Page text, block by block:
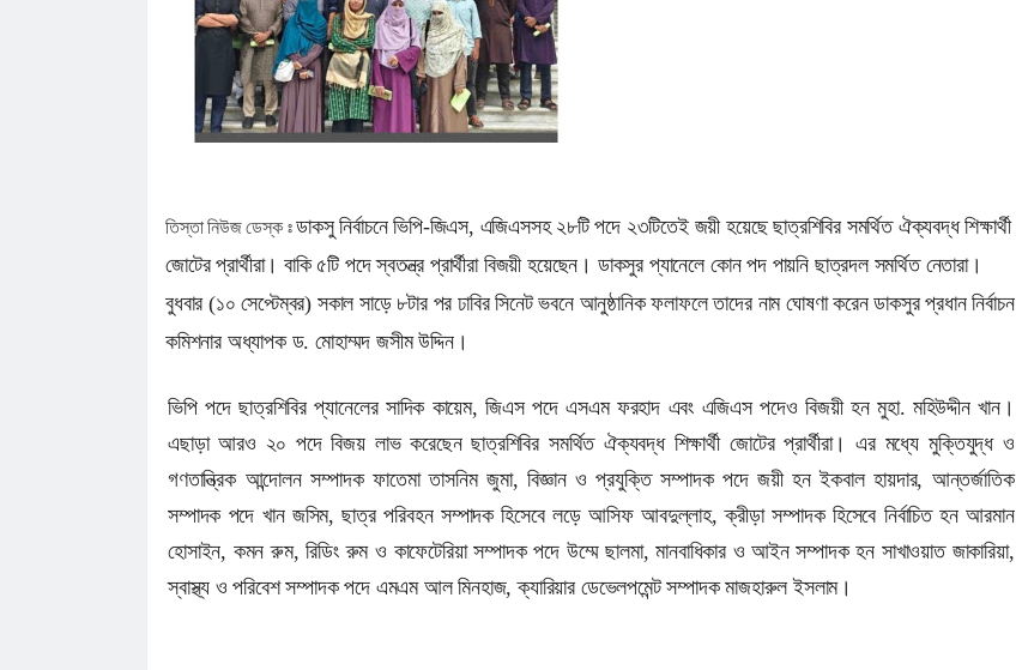
পা ভেঙে দেওয়া হবে
আগস্ট মাসের জন্য জ্বালানি তেলের দাম নির্ধারণ করলো সরকার
জলঢাকায় স্কুলছাত্রীর রহস্যজনক মৃত্যু
নবম পে স্কেল সরকারি কর্মকর্তা-কর্মচারীদের সুখবর দিলেন অর্থমন্ত্রী
রাষ্ট্রপতি নির্বাচনে জামায়াত প্রার্থী দেবে কিনা, জানা গেল
পাটগ্রামে ফ্যামিলি কার্ডের তথ্য সংগ্রহকারী নিয়োগে অনিয়মের অভিযোগ,
তিস্তা নিউজ ডেস্ক ঃডাকসু নির্বাচনে ভিপি-জিএস, এজিএসসহ ২৮টি পদে ২৩টিতেই জয়ী হয়েছে ছাত্রশিবির সমর্থিত ঐক্যবদ্ধ শিক্ষার্থী
জোটের প্রার্থীরা। বাকি ৫টি পদে স্বতন্ত্র প্রার্থীরা বিজয়ী হয়েছেন। ডাকসুর প্যানেলে কোন পদ পায়নি ছাত্রদল সমর্থিত নেতারা।
বুধবার (১০ সেপ্টেম্বর) সকাল সাড়ে ৮টার পর ঢাবির সিনেট ভবনে আনুষ্ঠানিক ফলাফলে তাদের নাম ঘোষণা করেন ডাকসুর প্রধান নির্বাচন
কমিশনার অধ্যাপক ড. মোহাম্মদ জসীম উদ্দিন।
ভিপি পদে ছাত্রশিবির প্যানেলের সাদিক কায়েম, জিএস পদে এসএম ফরহাদ এবং এজিএস পদেও বিজয়ী হন মুহা. মহিউদ্দীন খান।
এছাড়া আরও ২০ পদে বিজয় লাভ করেছেন ছাত্রশিবির সমর্থিত ঐক্যবদ্ধ শিক্ষার্থী জোটের প্রার্থীরা। এর মধ্যে মুক্তিযুদ্ধ ও
গণতান্ত্রিক আন্দোলন সম্পাদক ফাতেমা তাসনিম জুমা, বিজ্ঞান ও প্রযুক্তি সম্পাদক পদে জয়ী হন ইকবাল হায়দার, আন্তর্জাতিক
সম্পাদক পদে খান জসিম, ছাত্র পরিবহন সম্পাদক হিসেবে লড়ে আসিফ আবদুল্লাহ, ক্রীড়া সম্পাদক হিসেবে নির্বাচিত হন আরমান
হোসাইন, কমন রুম, রিডিং রুম ও কাফেটেরিয়া সম্পাদক পদে উম্মে ছালমা, মানবাধিকার ও আইন সম্পাদক হন সাখাওয়াত জাকারিয়া,
স্বাস্থ্য ও পরিবেশ সম্পাদক পদে এমএম আল মিনহাজ, ক্যারিয়ার ডেভেলপমেন্ট সম্পাদক মাজহারুল ইসলাম।